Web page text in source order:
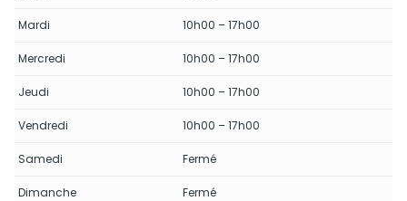
Mardi 10h00 – 17h00
Mercredi 10h00 – 17h00
Jeudi 10h00 – 17h00
Vendredi 10h00 – 17h00
Samedi Fermé
Dimanche Fermé